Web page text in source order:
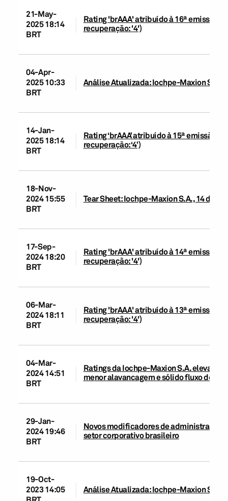
21-May-
2025 18:14
BRT
Rating 'brAAA' atribuído à 16ª emissão
recuperação: '4')
04-Apr-
2025 10:33
BRT
Análise Atualizada: Iochpe-Maxion S.A.,
14-Jan-
2025 18:14
BRT
Rating ‘brAAA’ atribuído à 15ª emissão
recuperação: ‘4’)
18-Nov-
2024 15:55
BRT
Tear Sheet: Iochpe-Maxion S.A., 14 de
17-Sep-
2024 18:20
BRT
Rating 'brAAA' atribuído à 14ª emissão
recuperação: '4')
06-Mar-
2024 18:11
BRT
Rating 'brAAA' atribuído à 13ª emissão
recuperação: '4')
04-Mar-
2024 14:51
BRT
Ratings da Iochpe-Maxion S.A. elevados
menor alavancagem e sólido fluxo de
29-Jan-
2024 19:46
BRT
Novos modificadores de administração
setor corporativo brasileiro
19-Oct-
2023 14:05
Análise Atualizada: Iochpe-Maxion S.A.,